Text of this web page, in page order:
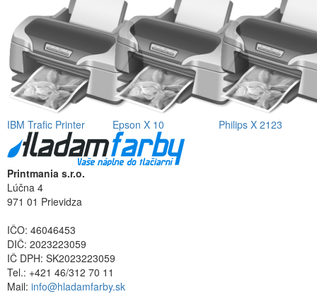
IBM Trafic Printer Epson X 10 Philips X 2123
Printmania s.r.o.
Lúčna 4
971 01 Prievidza
IČO: 46046453
DIČ: 2023223059
IČ DPH: SK2023223059
Tel.: +421 46/312 70 11
Mail: info@hladamfarby.sk